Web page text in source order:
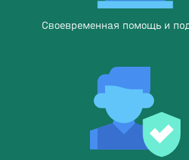
Своевременная помощь и